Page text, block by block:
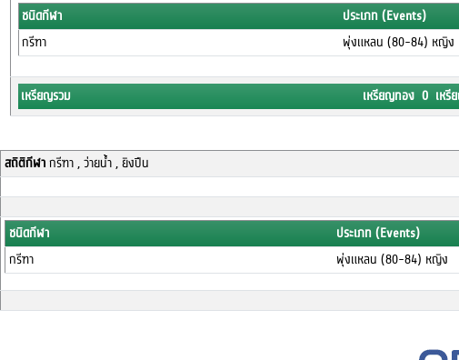
ชนิดกีฬา ประเภท (Events)
กรีฑา
พุ่งแหลน (80-84) หญิง
เหรียญรวม เหรียญทอง 0 เหรี
สถิติกีฬากรีฑา , ว่ายน้ำ , ยิงปืน
ชนิดกีฬา ประเภท (Events)
กรีฑา
พุ่งแหลน (80-84) หญิง